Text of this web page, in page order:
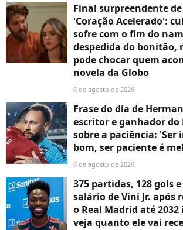
Final surpreendente de
'Coração Acelerado':
sofre com o fim do
despedida do bonitão,
pode chocar quem
novela da Globo
6 de agosto de 2026
Frase do dia de
escritor e ganhador do
sobre a paciência: 'Ser
bom, ser paciente é
6 de agosto de 2026
375 partidas, 128 gols
salário de Vini Jr. após
o Real Madrid até
veja quanto ele vai